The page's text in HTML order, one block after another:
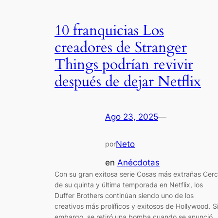
10 franquicias Los
creadores de Stranger
Things podrían revivir
después de dejar Netflix
Ago 23, 2025—
porNeto
en Anécdotas
Con su gran exitosa serie Cosas más extrañas
de su quinta y última temporada en Netflix, los
Duffer Brothers continúan siendo uno de los
creativos más prolíficos y exitosos de Hollywood.